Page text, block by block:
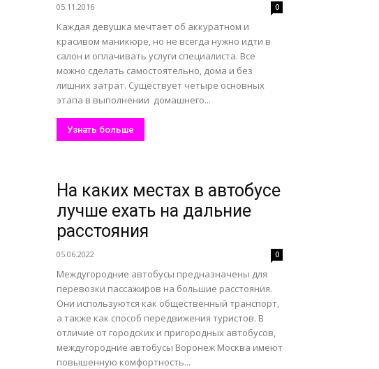
05.11.2016 0
Каждая девушка мечтает об аккуратном и
красивом маникюре, но не всегда нужно идти в
салон и оплачивать услуги специалиста. Все
можно сделать самостоятельно, дома и без
лишних затрат. Существует четыре основных
этапа в выполнении домашнего...
Узнать больше
На каких местах в автобусе
лучше ехать на дальние
расстояния
05.06.2022 0
Междугородние автобусы предназначены для
перевозки пассажиров на большие расстояния.
Они используются как общественный транспорт,
а также как способ передвижения туристов. В
отличие от городских и пригородных автобусов,
междугородние автобусы Воронеж Москва имеют
повышенную комфортность...